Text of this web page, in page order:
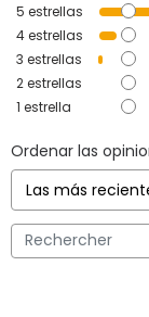
5 estrellas
4estrellas
3 estrellas
2estrellas
1 estrella
Ordenar las